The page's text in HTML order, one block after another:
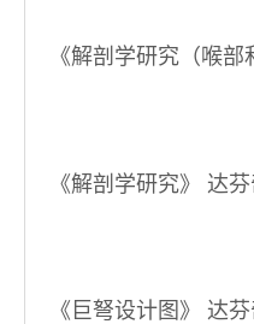
《解剖学研究（喉
《解剖学研究》 达
《巨弩设计图》 达